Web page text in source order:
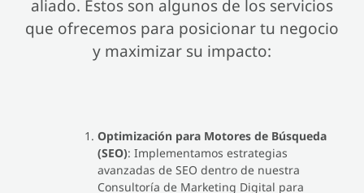
aliado. Estos son algunos de los servicios
que ofrecemos para posicionar tu negocio
y maximizar su impacto:
Optimización para Motores de Búsqueda
(SEO): Implementamos estrategias
avanzadas de SEO dentro de nuestra
Consultoría de Marketing Digital para